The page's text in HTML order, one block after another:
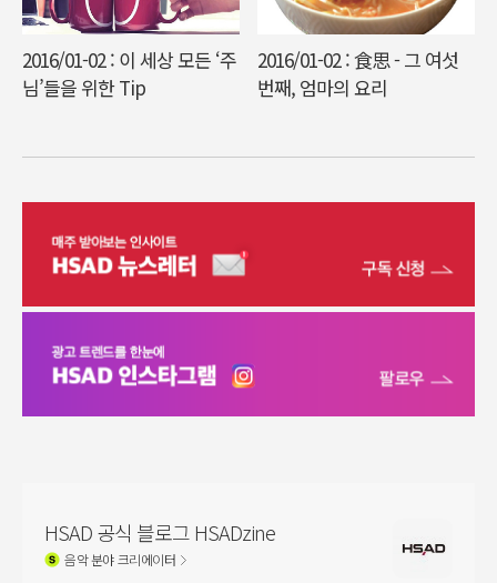
2016/01-02 : 이 세상 모든 ‘주
님’들을 위한 Tip
2016/01-02 : 食思 - 그 여섯
번째, 엄마의 요리
HSAD 공식 블로그 HSADzine
음악분야 크리에이터